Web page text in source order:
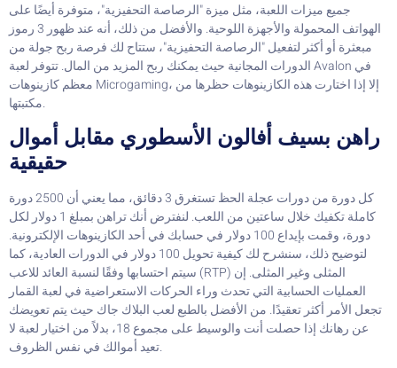
جميع ميزات اللعبة، مثل ميزة "الرصاصة التحفيزية"، متوفرة أيضًا على
الهواتف المحمولة والأجهزة اللوحية. والأفضل من ذلك، أنه عند ظهور 3 رموز
مبعثرة أو أكثر لتفعيل "الرصاصة التحفيزية"، ستتاح لك فرصة ربح جولة من
الدورات المجانية حيث يمكنك ربح المزيد من المال.تتوفر لعبة Avalon في
معظم كازينوهات Microgaming، إلا إذا اختارت هذه الكازينوهات حظرها من
مكتبتها.
راهن بسيف أفالون الأسطوري مقابل أموال
حقيقية
كل دورة من دورات عجلة الحظ تستغرق 3 دقائق، مما يعني أن 2500 دورة
كاملة تكفيك خلال ساعتين من اللعب. لنفترض أنك تراهن بمبلغ 1 دولار لكل
دورة، وقمت بإيداع 100 دولار في حسابك في أحد الكازينوهات الإلكترونية.
لتوضيح ذلك، سنشرح لك كيفية تحويل 100 دولار في الدورات العادية، كما
سيتم احتسابها وفقًا لنسبة العائد للاعب (RTP) المثلى وغير المثلى. إن
العمليات الحسابية التي تحدث وراء الحركات الاستعراضية في لعبة القمار
تجعل الأمر أكثر تعقيدًا. من الأفضل بالطبع لعب البلاك جاك حيث يتم تعويضك
عن رهانك إذا حصلت أنت والوسيط على مجموع 18، بدلاً من اختيار لعبة لا
تعيد أموالك في نفس الظروف.